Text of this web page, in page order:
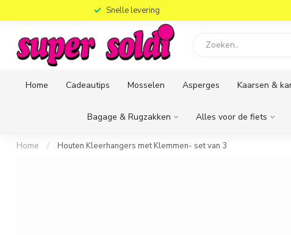
Snelle levering
Home Cadeautips Mosselen Asperges Kaarsen &
Bagage & Rugzakken Alles voor de fiets
Home / Houten Kleerhangers met Klemmen- set van 3